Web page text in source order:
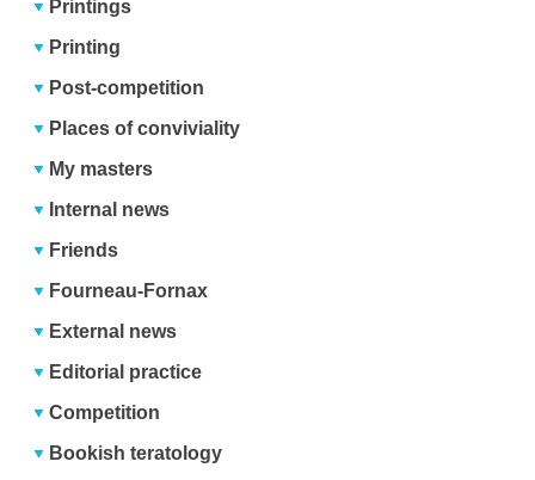
Printings
Printing
Post-competition
Places of conviviality
My masters
Internal news
Friends
Fourneau-Fornax
External news
Editorial practice
Competition
Bookish teratology